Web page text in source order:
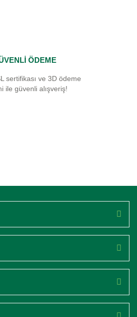
ÖDEME
sertifikası ve 3D ödeme
ile güvenli alışveriş!